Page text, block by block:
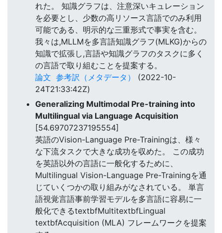
れた。 知識グラフは、注意深いキュレーション
を必要とし、少数の高リソース言語でのみ利用
可能である、明示的な三重形式で事実を含む。
我々は,MLLMを多言語知識グラフ(MLKG)からの
知識で拡張し,言語や知識グラフのタスクに多く
の言語で取り組むことを提案する。
論文 参考訳（メタデータ）
(2022-10-
24T21:33:42Z)
Generalizing Multimodal Pre-training into
Multilingual via Language Acquisition
[54.69707237195554]
英語のVision-Language Pre-Trainingは、様々
な下流タスクで大きな成功を収めた。 この成功
を英語以外の言語に一般化するために、
Multilingual Vision-Language Pre-Trainingを通
じていくつかの取り組みがなされている。 単言
語視覚言語事前学習モデルを多言語に容易に一
般化できるtextbfMultitextbfLingual
textbfAcquisition (MLA) フレームワークを提案